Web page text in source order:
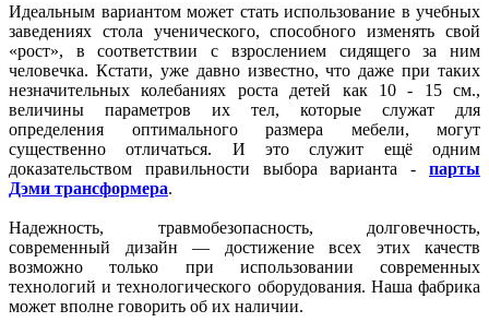
Идеальным вариантом может стать использование в учебных
заведениях стола ученического, способного изменять свой
«рост», в соответствии с взрослением сидящего за ним
человечка. Кстати, уже давно известно, что даже при таких
незначительных колебаниях роста детей как 10 - 15 см.,
величины параметров их тел, которые служат для
определения оптимального размера мебели, могут
существенно отличаться. И это служит ещё одним
доказательством правильности выбора варианта - парты
Дэми трансформера.
Надежность, травмобезопасность, долговечность,
современный дизайн — достижение всех этих качеств
возможно только при использовании современных
технологий и технологического оборудования. Наша фабрика
может вполне говорить об их наличии.